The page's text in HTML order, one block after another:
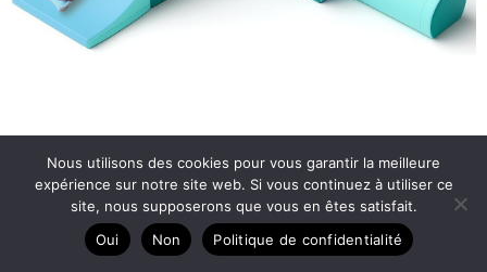
Nous utilisons des cookies pour vous garantir la meilleure
expérience sur notre site web. Si vous continuez à utiliser ce
site, nous supposerons que vous en êtes satisfait.
Oui
Non Politique de confidentialité